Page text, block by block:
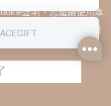
後簍空跟鞋 銀
聲明，您繼續使用本
條款之Cookie聲明使用